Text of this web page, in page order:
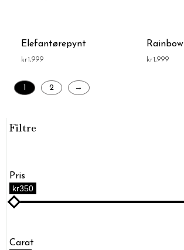
Filtre
Pris
kr350
Carat
Elefantørepynt
kr1,999
Rainbow
kr1,999
1 2 →